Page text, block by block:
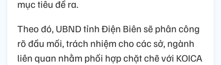
mục tiêu đề ra.
Theo đó, UBND tỉnh Điện Biên sẽ phân công
rõ đầu mối, trách nhiệm cho các sở, ngành
liên quan nhằm phối hợp chặt chẽ với KOICA